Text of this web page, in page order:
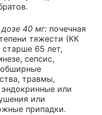
40 мг: почечная
тяжести (КК
65 лет,
сепсис,
обширные
травмы,
или
или
припадки.